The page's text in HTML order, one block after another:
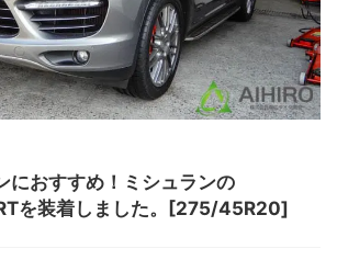
におすすめ！ミシュランの
を装着しました。[275/45R20]